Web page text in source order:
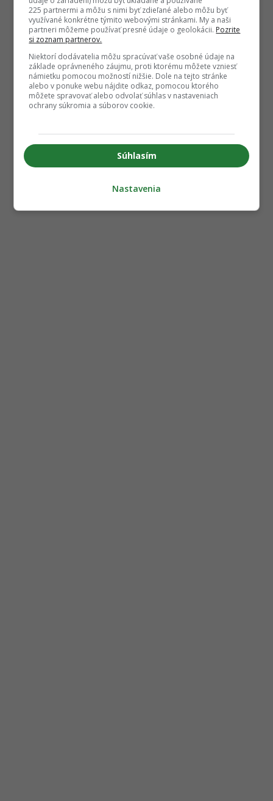
225 partnermi a môžu s nimi byť zdieľané alebo môžu byť
využívané konkrétne týmito webovými stránkami. My a naši
partneri môžeme používať presné údaje o geolokácii. Pozrite
si zoznam partnerov.
Niektorí dodávatelia môžu spracúvať vaše osobné údaje na
základe oprávneného záujmu, proti ktorému môžete vzniesť
námietku pomocou možností nižšie. Dole na tejto stránke
alebo v ponuke webu nájdite odkaz, pomocou ktorého
môžete spravovať alebo odvolať súhlas v nastaveniach
ochrany súkromia a súborov cookie.
Súhlasím
Nastavenia